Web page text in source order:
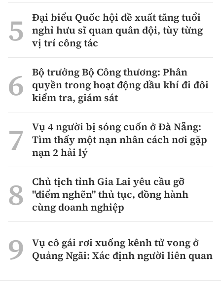
Đại biểu Quốc hội đề xuất tăng tuổi
nghỉ hưu sĩ quan quân đội, tùy từng
vị trí công tác
Bộ trưởng Bộ Công thương: Phân
quyền trong hoạt động dầu khí đi đôi
kiểm tra, giám sát
Vụ 4 người bị sóng cuốn ở Đà Nẵng:
Tìm thấy một nạn nhân cách nơi gặp
nạn 2 hải lý
Chủ tịch tỉnh Gia Lai yêu cầu gỡ
"điểm nghẽn" thủ tục, đồng hành
cùng doanh nghiệp
Vụ cô gái rơi xuống kênh tử vong ở
Quảng Ngãi: Xác định người liên quan